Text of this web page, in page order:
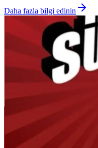
Daha fazla bilgi edinin